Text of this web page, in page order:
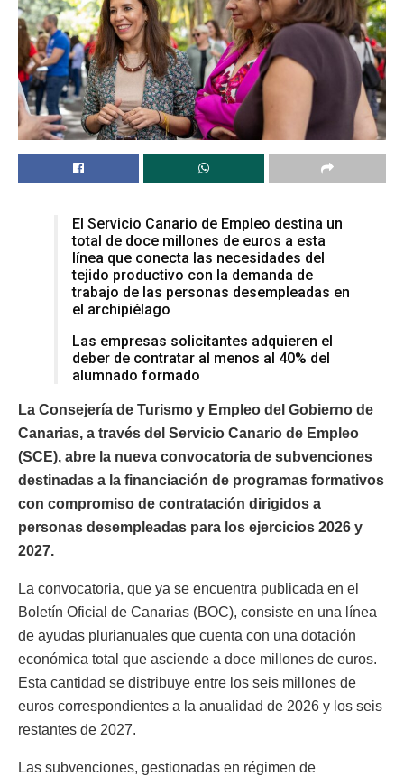
El Servicio Canario de Empleo destina un
total de doce millones de euros a esta
línea que conecta las necesidades del
tejido productivo con la demanda de
trabajo de las personas desempleadas en
el archipiélago
Las empresas solicitantes adquieren el
deber de contratar al menos al 40% del
alumnado formado
La Consejería de Turismo y Empleo del Gobierno de
Canarias, a través del Servicio Canario de Empleo
(SCE), abre la nueva convocatoria de subvenciones
destinadas a la financiación de programas formativos
con compromiso de contratación dirigidos a
personas desempleadas para los ejercicios 2026 y
2027.
La convocatoria, que ya se encuentra publicada en el
Boletín Oficial de Canarias (BOC), consiste en una línea
de ayudas plurianuales que cuenta con una dotación
económica total que asciende a doce millones de euros.
Esta cantidad se distribuye entre los seis millones de
euros correspondientes a la anualidad de 2026 y los seis
restantes de 2027.
Las subvenciones, gestionadas en régimen de